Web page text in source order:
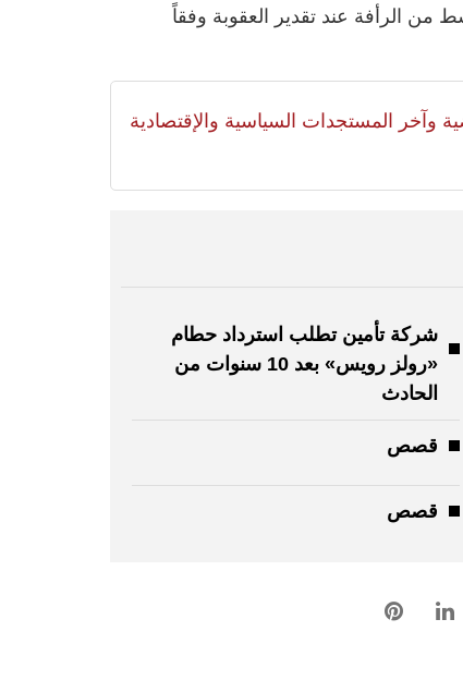
من الرأفة عند تقدير العقوبة وفقاً
وآخر المستجدات السياسية والإقتصادية
شركة تأمين تطلب استرداد حطام
«رولز رويس» بعد 10 سنوات من
الحادث
قصص
قصص